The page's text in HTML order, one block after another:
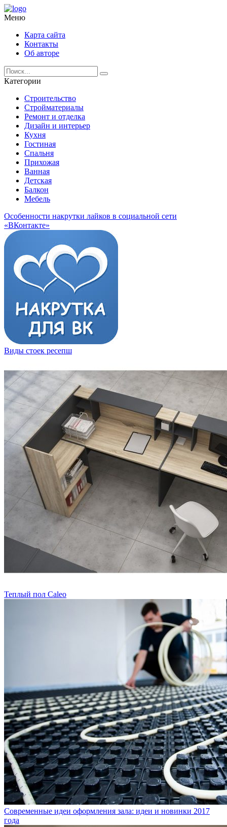
Меню
Карта сайта
Контакты
Об авторе
Категории
Строительство
Стройматериалы
Ремонт и отделка
Дизайн и интерьер
Кухня
Гостиная
Спальня
Прихожая
Ванная
Детская
Балкон
Мебель
Особенности накрутки лайков в социальной сети
«ВКонтакте»
Виды стоек ресепш
Теплый пол Caleo
Современные идеи оформления зала: идеи и новинки 2017
года